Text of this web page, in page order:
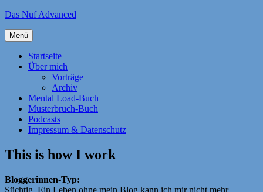
Zum
springen
Das Nuf Advanced
Menü
Startseite
Über mich
Vorträge
Archiv
Mental Load-Buch
Musterbruch-Buch
Podcasts
Impressum & Datenschutz
This is how I work
Bloggerinnen-Typ:
Süchtig. Ein Leben ohne mein Blog kann ich mir nicht mehr